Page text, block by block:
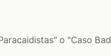
o "Caso